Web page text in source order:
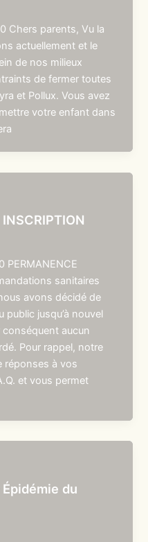
Chers parents, Vu la
actuellement et le
de nos milieux
de fermer toutes
et Pollux. Vous avez
votre enfant dans
PERMANENCE
sanitaires
avons décidé de
public jusqu’à nouvel
aucun
Pour rappel, notre
réponses à vos
et vous permet
Épidémie du